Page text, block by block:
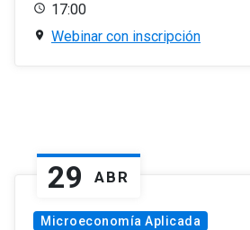
17:00
Webinar con inscripción
29 ABR
Microeconomía Aplicada